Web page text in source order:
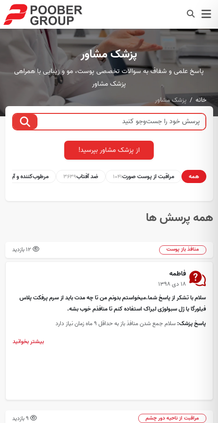
پزشک مشاور
پاسخ علمی و شفاف به سوالات تخصصی پوست، مو و زیبایی با همراهی
پزشک مشاور
خانه پزشک مشاور
از پزشک مشاور بپرسید!
همه مراقبت از پوست صورت1041 ضد آفتاب3639 مرطوب‌کننده و آبرسان
همه پرسش ها
منافذ باز پوست
فاطمه
۱۸ دی ۱۳۹۸
سلام با تشکر از پاسخ شما.میخواستم بدونم من تا چه مدت باید از سرم پرفکت پلاس
فیلورگا یا ژل سبولوژی لیراک استفاده کنم تا منافذم خوب بشه.
پاسخ پزشک: سلام جمع شدن منافذ باز به حداقل 9 ماه زمان نیاز دارد
بیشتر بخوانید
مراقبت از ناحیه دور چشم